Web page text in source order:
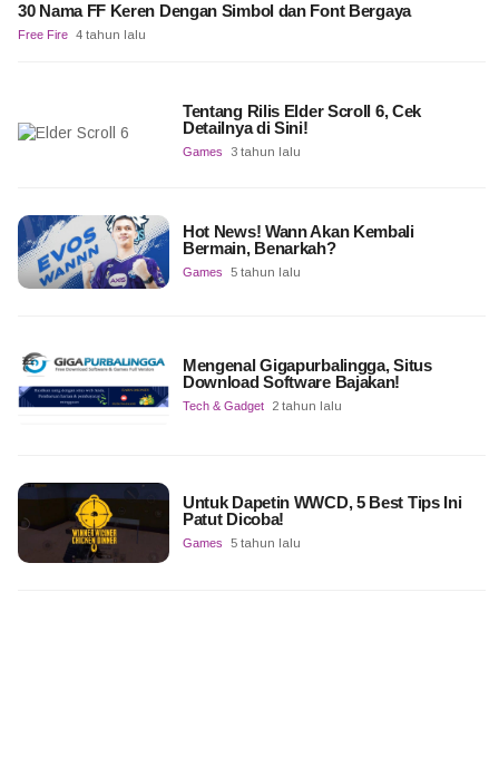
30 Nama FF Keren Dengan Simbol dan Font Bergaya
Free Fire 4 tahun lalu
Tentang Rilis Elder Scroll 6, Cek
Detailnya di Sini!
Games 3 tahun lalu
Hot News! Wann Akan Kembali
Bermain, Benarkah?
Games 5 tahun lalu
Mengenal Gigapurbalingga, Situs
Download Software Bajakan!
Tech & Gadget 2 tahun lalu
Untuk Dapetin WWCD, 5 Best Tips Ini
Patut Dicoba!
Games 5 tahun lalu